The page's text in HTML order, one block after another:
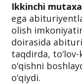
Ikkinchi
ega
olish
doirasida
taqdirda,
o‘qishni
o‘qiydi.